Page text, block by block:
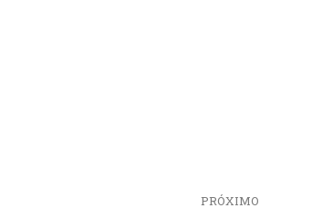
PRÓXIMO